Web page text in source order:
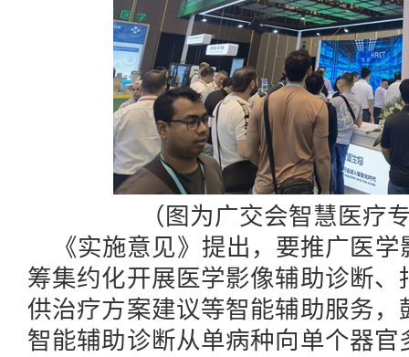
（ 图为广交会智慧医疗
《实施意见》提出，要推广医
筹集约化开展医学影像辅助诊断
供治疗方案建议等智能辅助服务
智能辅助诊断从单病种向单个器